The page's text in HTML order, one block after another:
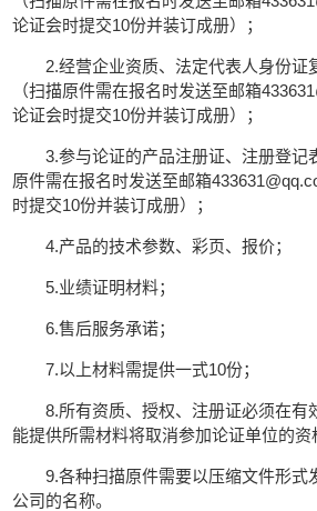
论证会时提交10份并装订成册）；
2.经营企业资质、法定代表人身份证
（扫描原件需在报名时发送至邮箱
论证会时提交10份并装订成册）；
3.参与论证的产品注册证、注册登记
原件需在报名时发送至邮箱
时提交10份并装订成册）；
4.产品的技术参数、彩页、报价；
5.业绩证明材料；
6.售后服务承诺；
7.以上材料需提供一式10份；
8.所有资质、授权、注册证必须在有
能提供所需材料将取消参加论证单位的资
9.各种扫描原件需要以压缩文件形式
公司的名称。